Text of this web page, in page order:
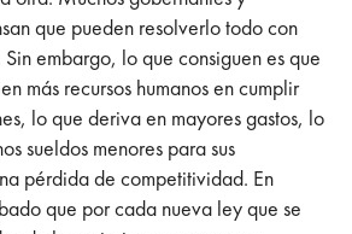
que pueden resolverlo todo con
embargo, lo que consiguen es que
más recursos humanos en cumplir
lo que deriva en mayores gastos, lo
sueldos menores para sus
pérdida de competitividad. En
que por cada nueva ley que se